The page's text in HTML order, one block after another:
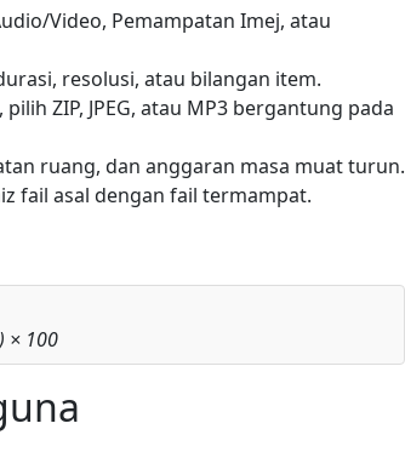
Video, Pemampatan Imej, atau
resolusi, atau bilangan item.
ZIP, JPEG, atau MP3 bergantung pada
ruang, dan anggaran masa muat turun.
fail asal dengan fail termampat.
× 100